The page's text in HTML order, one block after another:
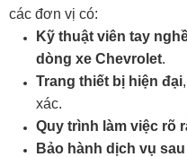
các đơn vị có:
Kỹ thuật viên tay
dòng xe Chevrolet.
Trang thiết bị hiện đại
xác.
Quy trình làm việc rõ
Bảo hành dịch vụ